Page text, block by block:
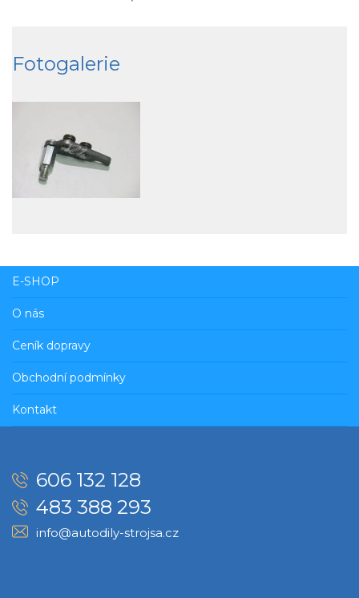
Fotogalerie
E-SHOP
O nás
Ceník dopravy
Obchodní podmínky
Kontakt
606 132 128
483 388 293
info@autodily-strojsa.cz